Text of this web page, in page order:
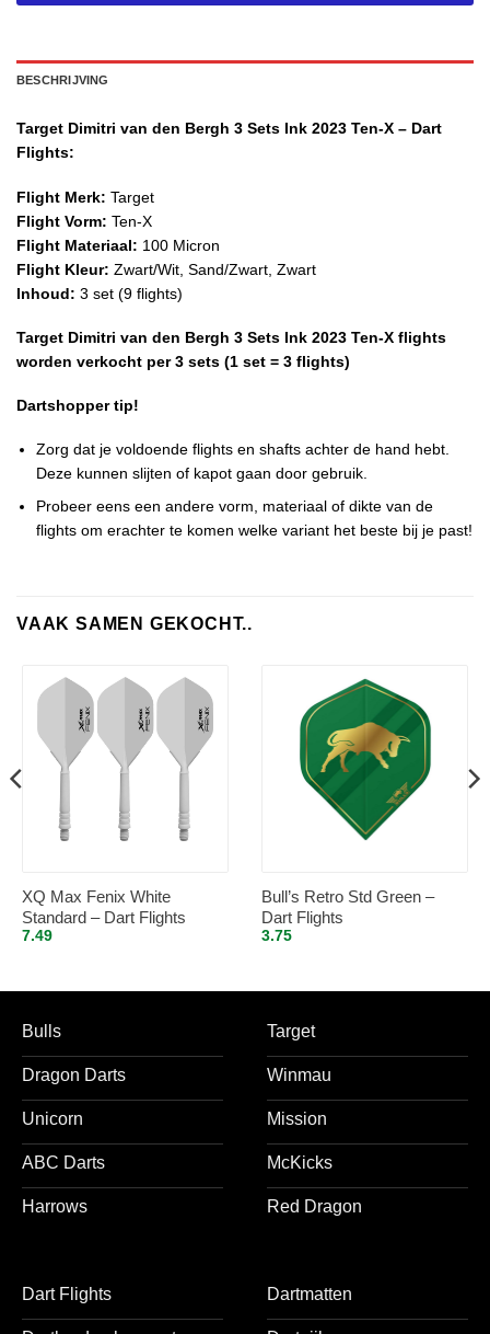
BESCHRIJVING
Target Dimitri van den Bergh 3 Sets Ink 2023 Ten-X – Dart
Flights:
Flight Merk: Target
Flight Vorm: Ten-X
Flight Materiaal: 100 Micron
Flight Kleur: Zwart/Wit, Sand/Zwart, Zwart
Inhoud: 3 set (9 flights)
Target Dimitri van den Bergh 3 Sets Ink 2023 Ten-X flights
worden verkocht per 3 sets (1 set = 3 flights)
Dartshopper tip!
Zorg dat je voldoende flights en shafts achter de hand hebt.
Deze kunnen slijten of kapot gaan door gebruik.
Probeer eens een andere vorm, materiaal of dikte van de
flights om erachter te komen welke variant het beste bij je past!
VAAK SAMEN GEKOCHT..
XQ Max Fenix White
Standard – Dart Flights
Inbetween
7.49
Bull’s Retro Std Green –
Dart Flights
3.75
Bulls
Dragon Darts
Unicorn
ABC Darts
Harrows
Target
Winmau
Mission
McKicks
Red Dragon
Dart Flights Dartmatten